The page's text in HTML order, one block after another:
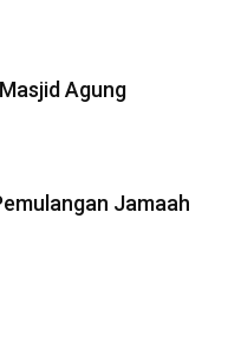
Agung
Jamaah